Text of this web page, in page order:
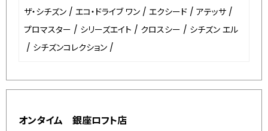
ザ・シチズン / エコ・ドライブ ワン / エクシード / アテッサ /
プロマスター / シリーズエイト / クロスシー / シチズン エル
/ シチズンコレクション /
オンタイム 銀座ロフト店